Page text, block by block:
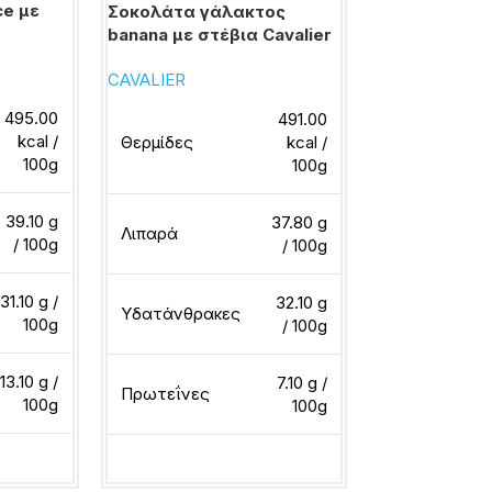
με
495.00
kcal /
100g
39.10 g
/ 100g
31.10 g /
100g
13.10 g /
100g
Σοκολάτα γάλακτος
banana με στέβια Cavalier
CAVALIER
Θερμίδες
491.00
kcal /
100g
Λιπαρά
37.80 g
/ 100g
Υδατάνθρακες
32.10 g
/ 100g
Πρωτεΐνες
7.10 g /
100g